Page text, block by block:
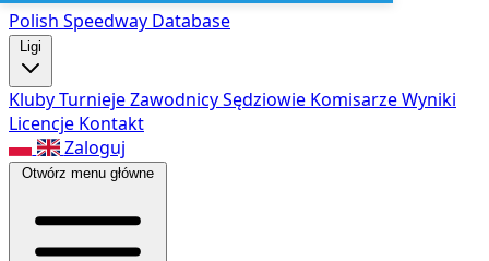
Polish Speedway Database
Ligi
KlubyTurniejeZawodnicySędziowie KomisarzeWyniki
Licencje Kontakt
Zaloguj
Otwórz menu główne